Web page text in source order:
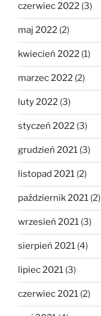
czerwiec 2022 (3)
maj 2022 (2)
kwiecień 2022 (1)
marzec 2022 (2)
luty 2022 (3)
styczeń 2022 (3)
grudzień 2021 (3)
listopad 2021 (2)
październik 2021 (2)
wrzesień 2021 (3)
sierpień 2021 (4)
lipiec 2021 (3)
czerwiec 2021 (2)